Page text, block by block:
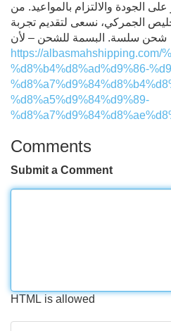
الجودة والالتزام بالمواعيد. من
الجمركي، نسعى لتقديم تجربة
شحن سلسة. البسمة للشحن – لأن
https://albasmahshipping.com/
%d8%b4%d8%ad%d9%86-
%d8%a5%d9%84%d9%89-
Comments
Submit a Comment
HTML is allowed